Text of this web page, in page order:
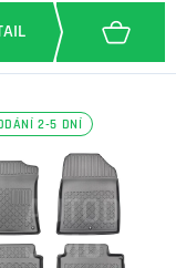
2-5 DNÍ